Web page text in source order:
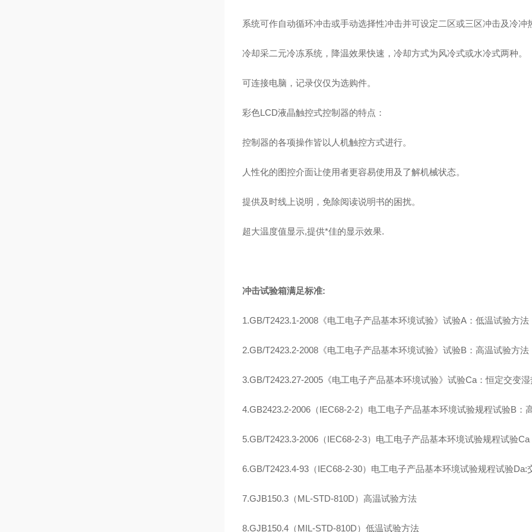
系统可作自动循环冲击或手动选择性冲击并可设定二区或三区冲击及冷冲
冷却采二元冷冻系统，降温效果快速，冷却方式为风冷式或水冷式两种。
可连接电脑，记录仪仅为选购件。
彩色LCD液晶触控式控制器的特点：
控制器的各项操作皆以人机触控方式进行。
人性化的图控介面让使用者更容易使用及了解机械状态。
提供及时线上说明，免除阅读说明书的困扰。
超大温度值显示,提供*佳的显示效果.
冲击试验箱满足标准:
1.GB/T2423.1-2008《电工电子产品基本环境试验》试验A：低温试验方法
2.GB/T2423.2-2008《电工电子产品基本环境试验》试验B：高温试验方法
3.GB/T2423.27-2005《电工电子产品基本环境试验》试验Ca：恒定交变湿
4.GB2423.2-2006（IEC68-2-2）电工电子产品基本环境试验规程试验B：
5.GB/T2423.3-2006（IEC68-2-3）电工电子产品基本环境试验规程试验
6.GB/T2423.4-93（IEC68-2-30）电工电子产品基本环境试验规程试验Da:
7.GJB150.3（ML-STD-810D）高温试验方法
8.GJB150.4（MIL-STD-810D）低温试验方法